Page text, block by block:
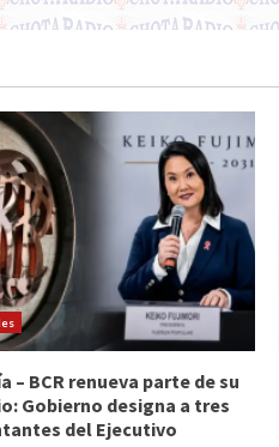
– BCR renueva parte de su
Gobierno designa a tres
del Ejecutivo